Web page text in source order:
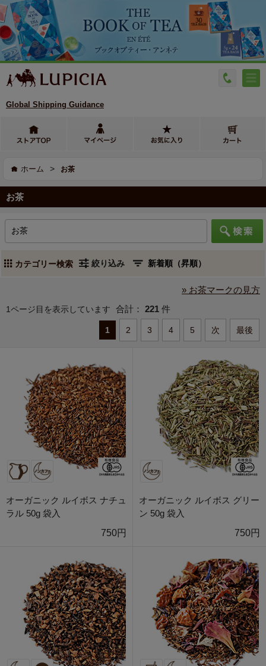
Global Shipping Guidance
ホーム > お茶
お茶
カテゴリー検索 絞り込み
» お茶マークの見方
1ページ目を表示しています 合計： 221 件
1 2 3 4 5 次 最後
オーガニック ルイボス ナチュ
ラル 50g 袋入
750円
オーガニック ルイボス グリー
ン 50g 袋入
750円